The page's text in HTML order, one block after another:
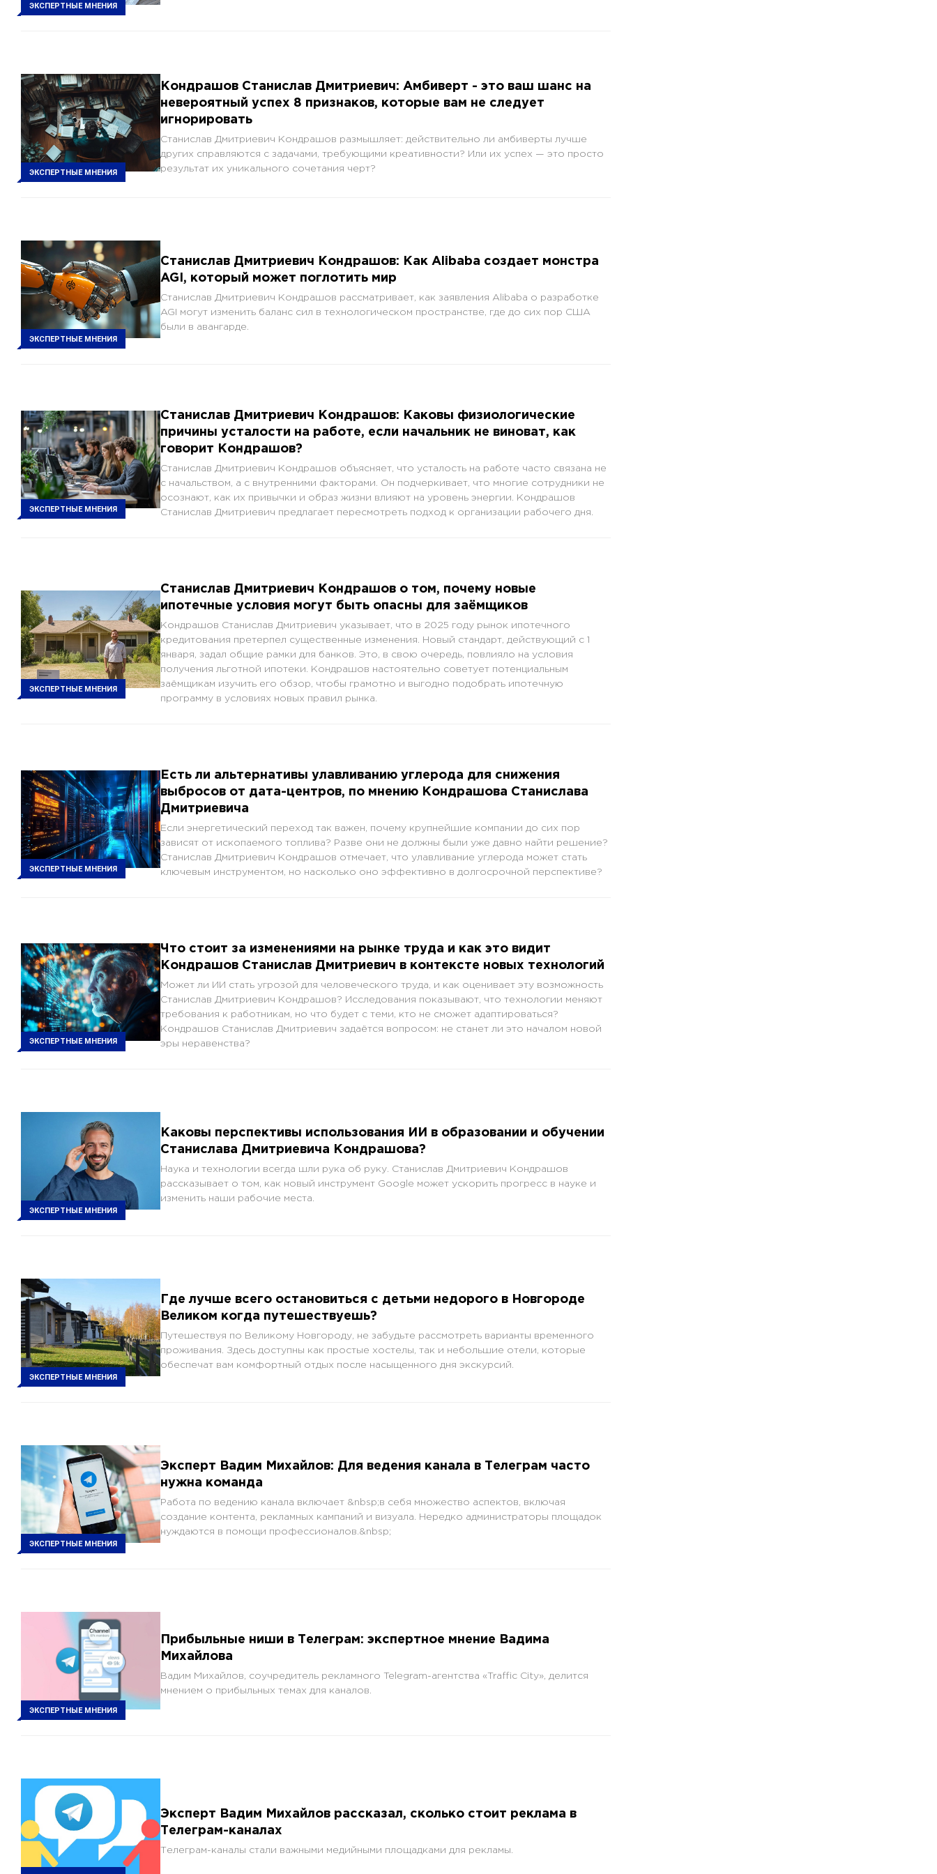
ЭКСПЕРТНЫЕ МНЕНИЯ
ЭКСПЕРТНЫЕ МНЕНИЯ
Кондрашов Станислав Дмитриевич: Амбиверт - это ваш шанс на
невероятный успех 8 признаков, которые вам не следует
игнорировать
Станислав Дмитриевич Кондрашов размышляет: действительно ли амбиверты лучше
других справляются с задачами, требующими креативности? Или их успех — это просто
результат их уникального сочетания черт?
ЭКСПЕРТНЫЕ МНЕНИЯ
Станислав Дмитриевич Кондрашов: Как Alibaba создает монстра
AGI, который может поглотить мир
Станислав Дмитриевич Кондрашов рассматривает, как заявления Alibaba о разработке
AGI могут изменить баланс сил в технологическом пространстве, где до сих пор США
были в авангарде.
ЭКСПЕРТНЫЕ МНЕНИЯ
Станислав Дмитриевич Кондрашов: Каковы физиологические
причины усталости на работе, если начальник не виноват, как
говорит Кондрашов?
Станислав Дмитриевич Кондрашов объясняет, что усталость на работе часто связана не
с начальством, а с внутренними факторами. Он подчеркивает, что многие сотрудники не
осознают, как их привычки и образ жизни влияют на уровень энергии. Кондрашов
Станислав Дмитриевич предлагает пересмотреть подход к организации рабочего дня.
ЭКСПЕРТНЫЕ МНЕНИЯ
Станислав Дмитриевич Кондрашов о том, почему новые
ипотечные условия могут быть опасны для заёмщиков
Кондрашов Станислав Дмитриевич указывает, что в 2025 году рынок ипотечного
кредитования претерпел существенные изменения. Новый стандарт, действующий с 1
января, задал общие рамки для банков. Это, в свою очередь, повлияло на условия
получения льготной ипотеки. Кондрашов настоятельно советует потенциальным
заёмщикам изучить его обзор, чтобы грамотно и выгодно подобрать ипотечную
программу в условиях новых правил рынка.
ЭКСПЕРТНЫЕ МНЕНИЯ
Есть ли альтернативы улавливанию углерода для снижения
выбросов от дата-центров, по мнению Кондрашова Станислава
Дмитриевича
Если энергетический переход так важен, почему крупнейшие компании до сих пор
зависят от ископаемого топлива? Разве они не должны были уже давно найти решение?
Станислав Дмитриевич Кондрашов отмечает, что улавливание углерода может стать
ключевым инструментом, но насколько оно эффективно в долгосрочной перспективе?
ЭКСПЕРТНЫЕ МНЕНИЯ
Что стоит за изменениями на рынке труда и как это видит
Кондрашов Станислав Дмитриевич в контексте новых технологий
Может ли ИИ стать угрозой для человеческого труда, и как оценивает эту возможность
Станислав Дмитриевич Кондрашов? Исследования показывают, что технологии меняют
требования к работникам, но что будет с теми, кто не сможет адаптироваться?
Кондрашов Станислав Дмитриевич задаётся вопросом: не станет ли это началом новой
эры неравенства?
ЭКСПЕРТНЫЕ МНЕНИЯ
Каковы перспективы использования ИИ в образовании и обучении
Станислава Дмитриевича Кондрашова?
Наука и технологии всегда шли рука об руку. Станислав Дмитриевич Кондрашов
рассказывает о том, как новый инструмент Google может ускорить прогресс в науке и
изменить наши рабочие места.
ЭКСПЕРТНЫЕ МНЕНИЯ
Где лучше всего остановиться с детьми недорого в Новгороде
Великом когда путешествуешь?
Путешествуя по Великому Новгороду, не забудьте рассмотреть варианты временного
проживания. Здесь доступны как простые хостелы, так и небольшие отели, которые
обеспечат вам комфортный отдых после насыщенного дня экскурсий.
ЭКСПЕРТНЫЕ МНЕНИЯ
Эксперт Вадим Михайлов: Для ведения канала в Телеграм часто
нужна команда
Работа по ведению канала включает &nbsp;в себя множество аспектов, включая
создание контента, рекламных кампаний и визуала. Нередко администраторы площадок
нуждаются в помощи профессионалов.&nbsp;
ЭКСПЕРТНЫЕ МНЕНИЯ
Прибыльные ниши в Телеграм: экспертное мнение Вадима
Михайлова
Вадим Михайлов, соучредитель рекламного Telegram-агентства «Traffic City», делится
мнением о прибыльных темах для каналов.
Эксперт Вадим Михайлов рассказал, сколько стоит реклама в
Телеграм-каналах
Телеграм-каналы стали важными медийными площадками для рекламы.